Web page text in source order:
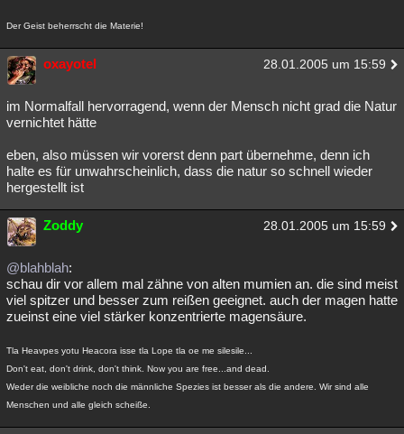
Der Geist beherrscht die Materie!
oxayotel 28.01.2005 um 15:59
im Normalfall hervorragend, wenn der Mensch nicht grad die Natur
vernichtet hätte
eben, also müssen wir vorerst denn part übernehme, denn ich
halte es für unwahrscheinlich, dass die natur so schnell wieder
hergestellt ist
Zoddy 28.01.2005 um 15:59
@blahblah:
schau dir vor allem mal zähne von alten mumien an. die sind meist
viel spitzer und besser zum reißen geeignet. auch der magen hatte
zueinst eine viel stärker konzentrierte magensäure.
Tla Heavpes yotu Heacora isse tla Lope tla oe me silesile...
Don't eat, don't drink, don't think. Now you are free...and dead.
Weder die weibliche noch die männliche Spezies ist besser als die andere. Wir sind alle
Menschen und alle gleich scheiße.